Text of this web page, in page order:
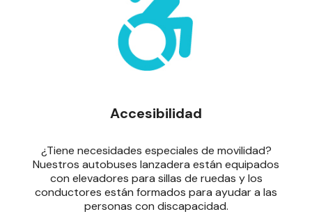
Accesibilidad
¿Tiene necesidades especiales de movilidad?
Nuestros autobuses lanzadera están equipados
con elevadores para sillas de ruedas y los
conductores están formados para ayudar a las
personas con discapacidad.